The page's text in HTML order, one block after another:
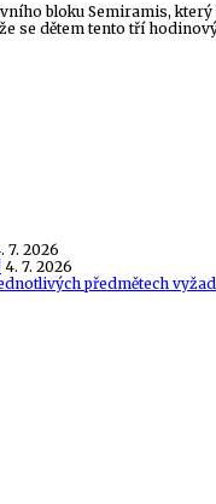
bloku Semiramis,
se dětem tento tří
7. 2026
4. 7. 2026
předmětech